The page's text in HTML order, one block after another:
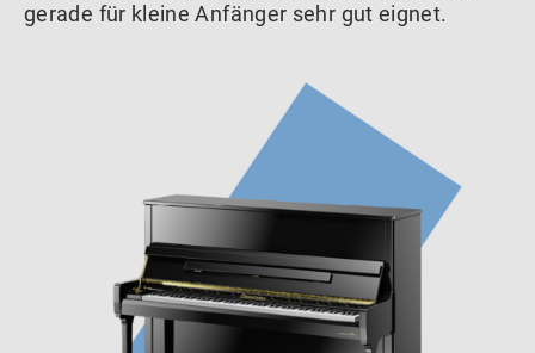
gerade für kleine Anfänger sehr gut eignet.